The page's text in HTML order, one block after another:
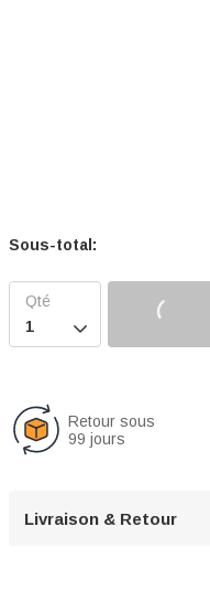
Sous-total:

Retour sous
99 jours
Livraison & Retour